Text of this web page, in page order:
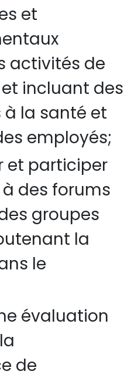
et
activités de
incluant des
la santé et
employés;
et participer
des forums
groupes
la
le
évaluation
de